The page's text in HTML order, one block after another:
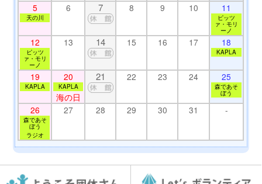
5
天の川
6 7 8 9 10 11
ピッツ
ァ・モリ
ーノ
12
ピッツ
ァ・モリ
ーノ
13 14 15 16 17 18
KAPLA
19
KAPLA
20
KAPLA
海の日
21 22 23 24 25
森であそ
ぼう
26
森であそ
ぼう
ラジオ
27 28 29 30 31 -